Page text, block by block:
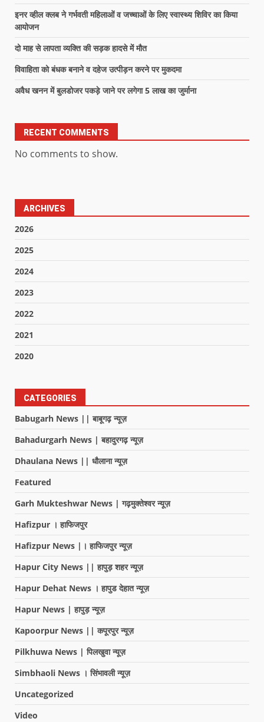
इनर व्हील क्लब ने गर्भवती महिलाओं व जच्चाओं के लिए स्वास्थ्य शिविर का किया
आयोजन
दो माह से लापता व्यक्ति की सड़क हादसे में मौत
विवाहिता को बंधक बनाने व दहेज उत्पीड़न करने पर मुकदमा
अवैध खनन में बुलडोजर पकड़े जाने पर लगेगा 5 लाख का जुर्माना
RECENT COMMENTS
No comments to show.
ARCHIVES
2026
2025
2024
2023
2022
2021
2020
CATEGORIES
Babugarh News || बाबूगढ़ न्यूज़
Bahadurgarh News | बहादुरगढ़ न्यूज़
Dhaulana News || धौलाना न्यूज़
Featured
Garh Mukteshwar News | गढ़मुक्तेश्वर न्यूज़
Hafizpur । हाफिजपुर
Hafizpur News |। हाफिजपुर न्यूज़
Hapur City News || हापुड़ शहर न्यूज़
Hapur Dehat News । हापुड देहात न्यूज़
Hapur News | हापुड़ न्यूज़
Kapoorpur News || कपूरपुर न्यूज़
Pilkhuwa News | पिलखुवा न्यूज़
Simbhaoli News । सिंभावली न्यूज़
Uncategorized
Video